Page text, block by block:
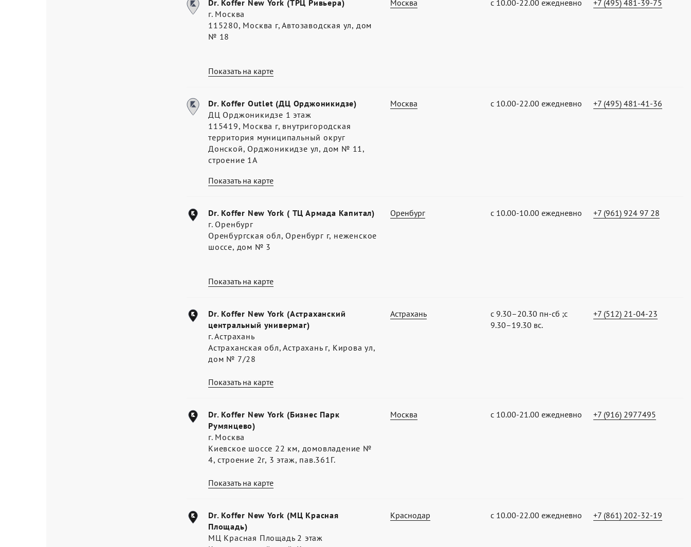
Показать на карте
Dr. Koffer New York (ТРЦ Ривьера)
г. Москва
115280, Москва г, Автозаводская ул, дом
№ 18
Москва с 10.00-22.00 ежедневно +7 (495) 481-39-75
Показать на карте
Dr. Koffer Outlet (ДЦ Орджоникидзе)
ДЦ Орджоникидзе 1 этаж
115419, Москва г, внутригородская
территория муниципальный округ
Донской, Орджоникидзе ул, дом № 11,
строение 1А
Москва с 10.00-22.00 ежедневно +7 (495) 481-41-36
Показать на карте
Dr. Koffer New York ( ТЦ Армада Капитал)
г. Оренбург
Оренбургская обл, Оренбург г, неженское
шоссе, дом № 3
Оренбург с 10.00-10.00 ежедневно +7 (961) 924 97 28
Показать на карте
Dr. Koffer New York (Астраханский
центральный универмаг)
г. Астрахань
Астраханская обл, Астрахань г, Кирова ул,
дом № 7/28
Астрахань
с 9.30–20.30 пн-сб ;с
9.30–19.30 вс.
+7 (512) 21-04-23
Показать на карте
Dr. Koffer New York (Бизнес Парк
Румянцево)
г. Москва
Киевское шоссе 22 км, домовладение №
4, строение 2г, 3 этаж, пав.361Г.
Москва с 10.00-21.00 ежедневно +7 (916) 2977495
Dr. Koffer New York (МЦ Красная
Площадь)
МЦ Красная Площадь 2 этаж
Краснодар с 10.00-22.00 ежедневно +7 (861) 202-32-19